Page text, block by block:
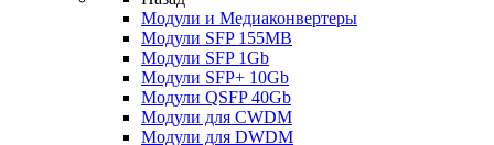
Модули и Медиаконвертеры
Модули SFP 155MB
Модули SFP 1Gb
Модули SFP+ 10Gb
Модули QSFP 40Gb
Модули для CWDM
Модули для DWDM